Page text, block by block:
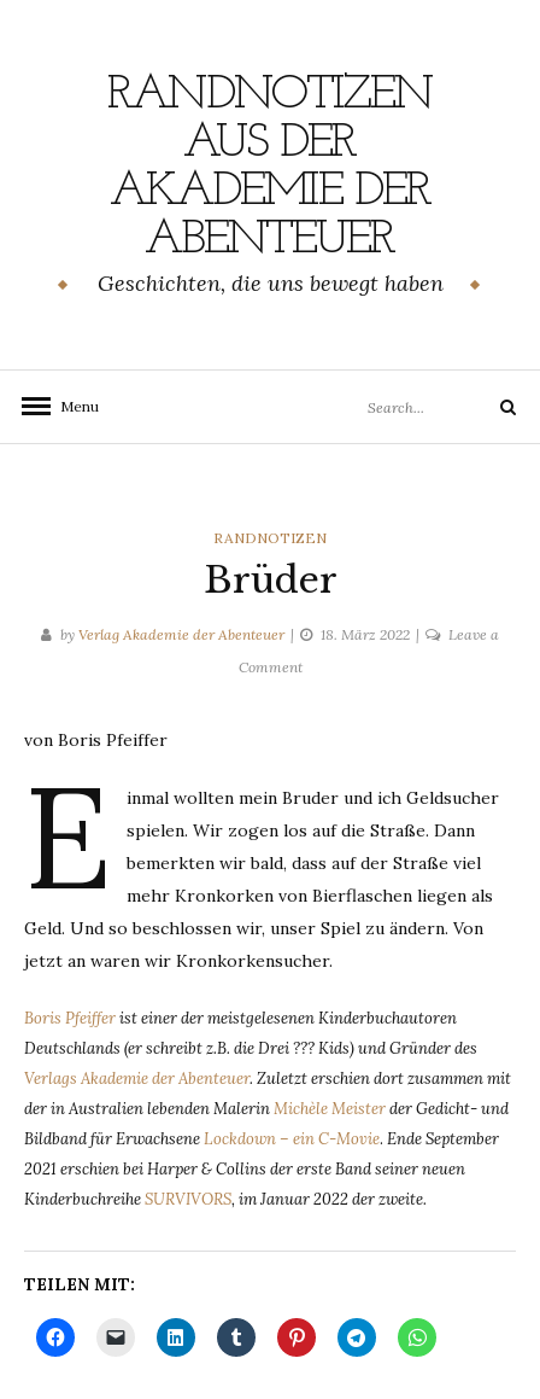
RANDNOTIZEN
AUS DER
AKADEMIE DER
ABENTEUER
Geschichten, die uns bewegt haben
Menu
for:
Search
CATEGORIES
RANDNOTIZEN
Brüder
by Verlag Akademie der Abenteuer 18. März 2022
Leave a
Commenton
von Boris Pfeiffer
E
inmal wollten mein Bruder und ich Geldsucher
spielen. Wir zogen los auf die Straße. Dann
bemerkten wir bald, dass auf der Straße viel
mehr Kronkorken von Bierflaschen liegen als
Geld. Und so beschlossen wir, unser Spiel zu ändern. Von
jetzt an waren wir Kronkorkensucher.
Boris Pfeifferist einer der meistgelesenen Kinderbuchautoren
Deutschlands (er schreibt z.B. die Drei ??? Kids) und Gründer des
Verlags Akademie der Abenteuer. Zuletzt erschien dort zusammen mit
der in Australien lebenden MalerinMichèle Meisterder Gedicht- und
Bildband für ErwachseneLockdown – ein C-Movie. Ende September
2021 erschien bei Harper & Collins der erste Band seiner neuen
KinderbuchreiheSURVIVORS, im Januar 2022 der zweite.
TEILEN MIT: